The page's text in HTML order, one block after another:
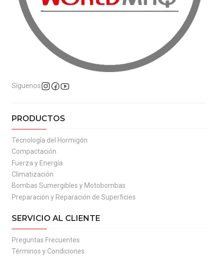
Síguenos
PRODUCTOS
Tecnología del Hormigón
Compactación
Fuerza y Energía
Climatización
Bombas Sumergibles y Motobombas
Preparación y Reparación de Superficies
SERVICIO AL CLIENTE
Preguntas Frecuentes
Términos y Condiciones